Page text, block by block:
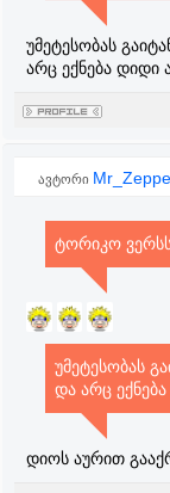
უმეტესობას
არც ექნება
ავტორი
ტორიკო
უმეტესობას
და არც
დიოს აურით